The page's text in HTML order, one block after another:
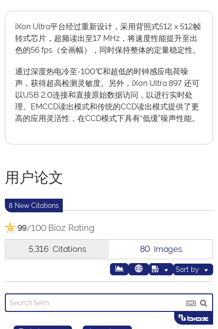
iXon Ultra平台经过重新设计，采用背照式512 x 512帧
转式芯片，超频读出至17 MHz，将速度性能提升至出
色的56 fps（全画幅），同时保持整体的定量稳定性。
通过深度热电冷至-100℃和超低的时钟感应电荷噪
声，获得超高检测灵敏度。另外，iXon Ultra 897 还可
以USB 2.0连接和直接原始数据访问，以进行实时处
理。EMCCD读出模式和传统的CCD读出模式提供了更
高的应用灵活性，在CCD模式下具有“低缓”噪声性能。
用户论文